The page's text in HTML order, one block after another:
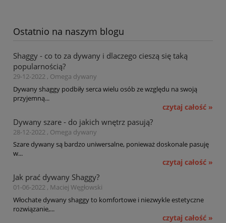
Ostatnio na naszym blogu
Shaggy - co to za dywany i dlaczego cieszą się taką
popularnością?
29-12-2022 , Omega dywany
Dywany shaggy podbiły serca wielu osób ze względu na swoją
przyjemną...
czytaj całość »
Dywany szare - do jakich wnętrz pasują?
28-12-2022 , Omega dywany
Szare dywany są bardzo uniwersalne, ponieważ doskonale pasuję
w...
czytaj całość »
Jak prać dywany Shaggy?
01-06-2022 , Maciej Węgłowski
Włochate dywany shaggy to komfortowe i niezwykle estetyczne
rozwiązanie,...
czytaj całość »